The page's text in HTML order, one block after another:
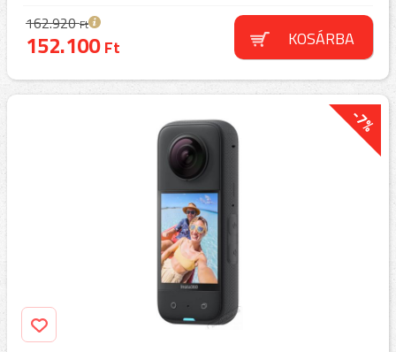
162.920Ft
152.100Ft KOSÁRBA
-7%